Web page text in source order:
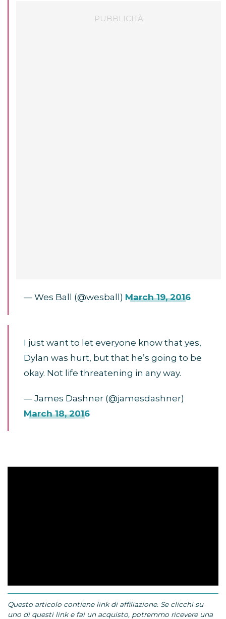
— Wes Ball (@wesball) March 19, 2016
I just want to let everyone know that yes,
Dylan was hurt, but that he’s going to be
okay. Not life threatening in any way.
— James Dashner (@jamesdashner)
March 18, 2016
Questo articolo contiene link di affiliazione. Se clicchi su
uno di questi link e fai un acquisto, potremmo ricevere una